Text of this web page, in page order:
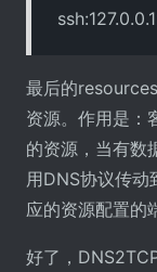
最后的
资源。作用是：
的资源，当有数
用DNS协议传
应的资源配置的
好了，